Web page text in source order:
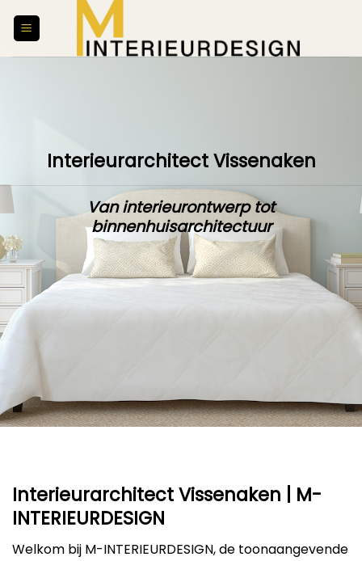
Interieurarchitect Vissenaken
Van interieurontwerp tot
binnenhuisarchitectuur
Interieurarchitect Vissenaken | M-
INTERIEURDESIGN
Welkom bij M-INTERIEURDESIGN, de toonaangevende